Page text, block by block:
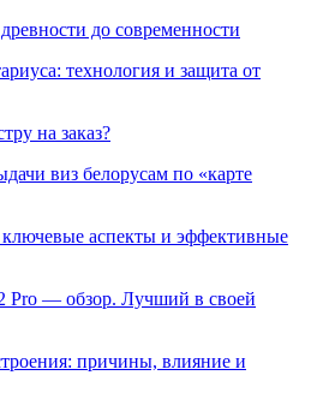
до современности
технология и защита от
на заказ?
виз белорусам по «карте
аспекты и эффективные
Pro — обзор. Лучший в своей
причины, влияние и